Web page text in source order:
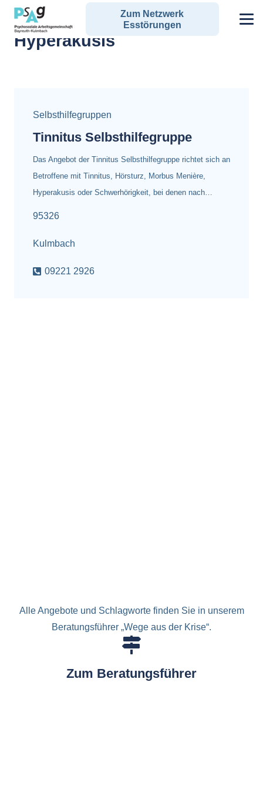
Zum Netzwerk
Esstörungen
Alle Angebote zum Schlagwort:
Hyperakusis
Selbsthilfegruppen
Tinnitus Selbsthilfegruppe
Das Angebot der Tinnitus Selbsthilfegruppe richtet sich an
Betroffene mit Tinnitus, Hörsturz, Morbus Menière,
Hyperakusis oder Schwerhörigkeit, bei denen nach…
95326
Kulmbach
09221 2926
Alle Angebote und Schlagworte finden Sie in unserem
Beratungsführer „Wege aus der Krise“.
Zum Beratungsführer